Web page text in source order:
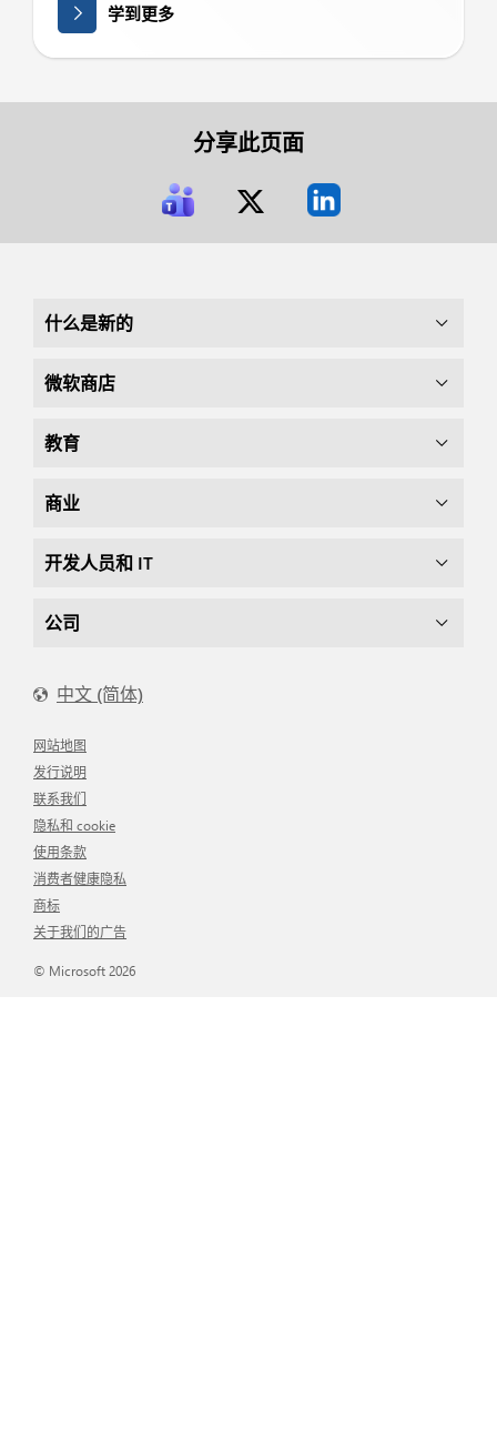
学到更多
分享此页面
什么是新的
微软商店
教育
商业
开发人员和 IT
公司
中文 (简体)
网站地图
发行说明
联系我们
隐私和 cookie
使用条款
消费者健康隐私
商标
关于我们的广告
© Microsoft 2026